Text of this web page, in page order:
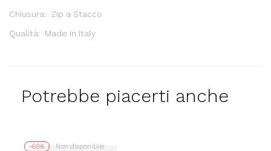
Chiusura: Zip a Stacco
Qualità: Made in Italy
Potrebbe piacerti anche
-65% Non disponibile